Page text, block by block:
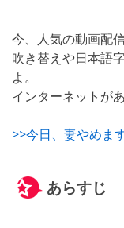
今、人気の動画配
吹き替えや日本語
よ。
インターネットが
>>今日、妻やめま
あらすじ